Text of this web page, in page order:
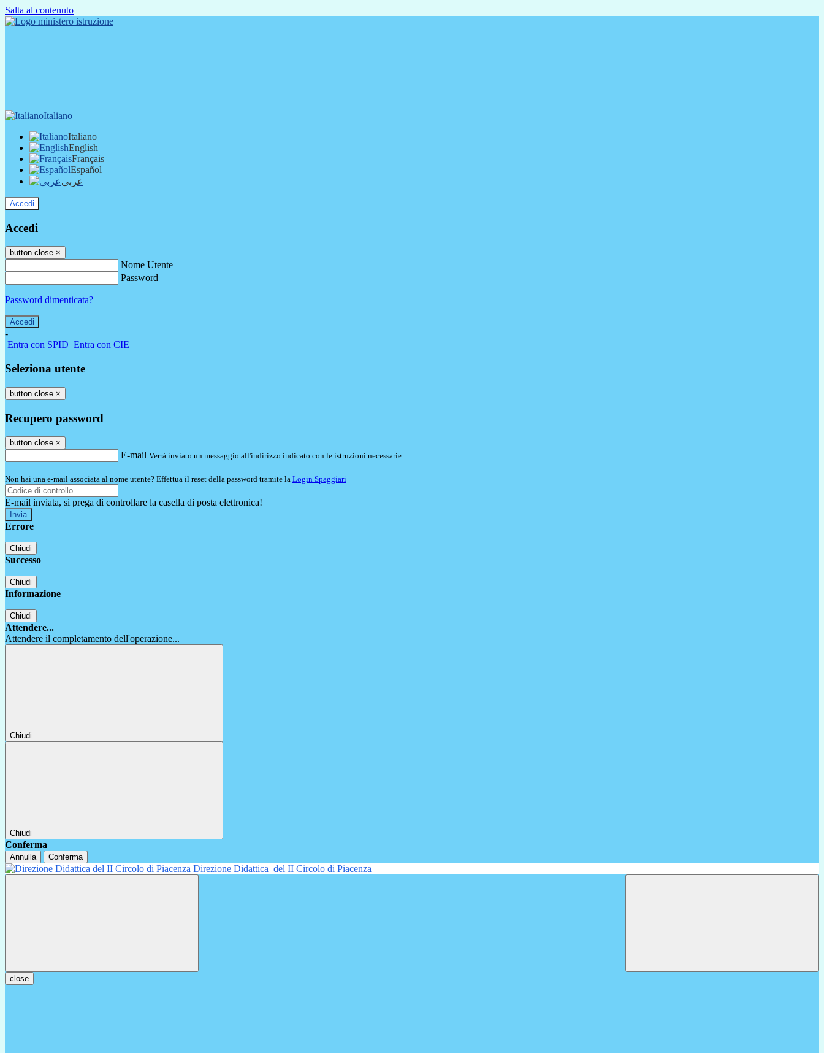
Salta al contenuto
Italiano
Italiano
English
Français
Español
عربى
Accedi
Accedi
button close ×
Nome Utente
Password
Password dimenticata?
-
Entra con SPID Entra con CIE
Seleziona utente
button close ×
Recupero password
button close ×
E-mail Verrà inviato un messaggio all'indirizzo indicato con le istruzioni necessarie.
Non hai una e-mail associata al nome utente? Effettua il reset della password tramite la Login Spaggiari
E-mail inviata, si prega di controllare la casella di posta elettronica!
Errore
Chiudi
Successo
Chiudi
Informazione
Chiudi
Attendere...
Attendere il completamento dell'operazione...
Chiudi
Chiudi
Conferma
Annulla Conferma
Direzione Didattica del II Circolo di Piacenza
close